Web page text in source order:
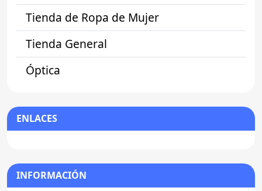
Tienda de Ropa de Mujer
Tienda General
Óptica
ENLACES
INFORMACIÓN